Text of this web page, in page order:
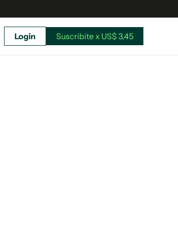
Login Suscribite x US$ 3,45